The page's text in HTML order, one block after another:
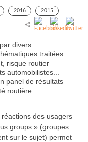
2016 2015
divers
traitées
risque routier
automobilistes...
panel de résultats
routière.
des usagers
groups » (groupes
sur le sujet) permet